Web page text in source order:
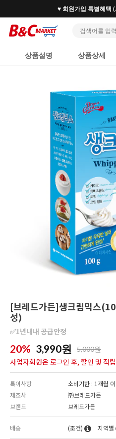
30만 홈베이커 1.2만 사업
상품설명 상품상세
[브레드가든]생크림믹스
성)
✅1년내내 공급안정
20% 3,990원 5,000원
사업자회원은 로그인 후, 할인 및 적
특이사항
소비기한 : 1개월
제조사
㈜브레드가든
브랜드
브레드가든
배송 (조건) 지역별